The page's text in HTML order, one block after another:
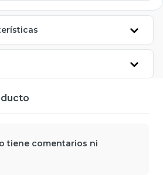
tiene comentarios ni